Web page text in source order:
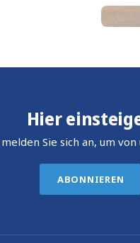
Hier
Sie sich an, um
ABONNIEREN